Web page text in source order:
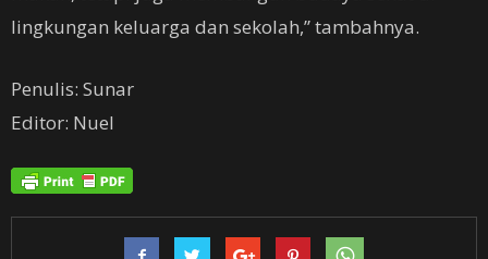
lingkungan keluarga dan sekolah,” tambahnya.
Penulis: Sunar
Editor: Nuel